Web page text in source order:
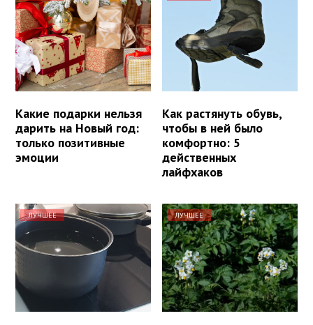
Какие подарки нельзя
дарить на Новый год:
только позитивные
эмоции
Как растянуть обувь,
чтобы в ней было
комфортно: 5
действенных
лайфхаков
ЛУЧШЕЕ ЛУЧШЕЕ